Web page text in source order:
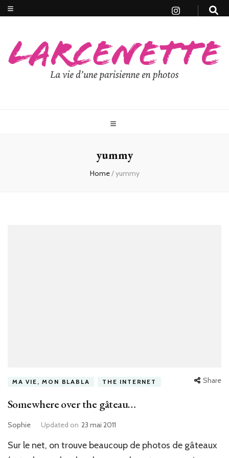
yummy
Home/yummy
MA VIE, MON BLABLA THE INTERNET Share
Somewhere over the gâteau…
Sophie Updated on 23 mai 2011
Sur le net, on trouve beaucoup de photos de gâteaux